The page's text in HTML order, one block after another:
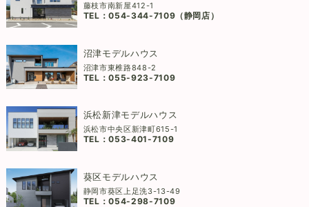
藤枝市南新屋412-1
TEL：054-344-7109（静岡店）
沼津モデルハウス
沼津市東椎路848-2
TEL：055-923-7109
浜松新津モデルハウス
浜松市中央区新津町615-1
TEL：053-401-7109
葵区モデルハウス
静岡市葵区上足洗3-13-49
TEL：054-298-7109